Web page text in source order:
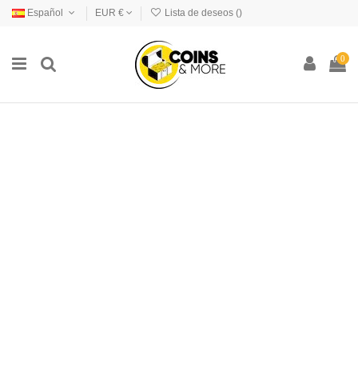
Español EUR € Lista de deseos ()
0